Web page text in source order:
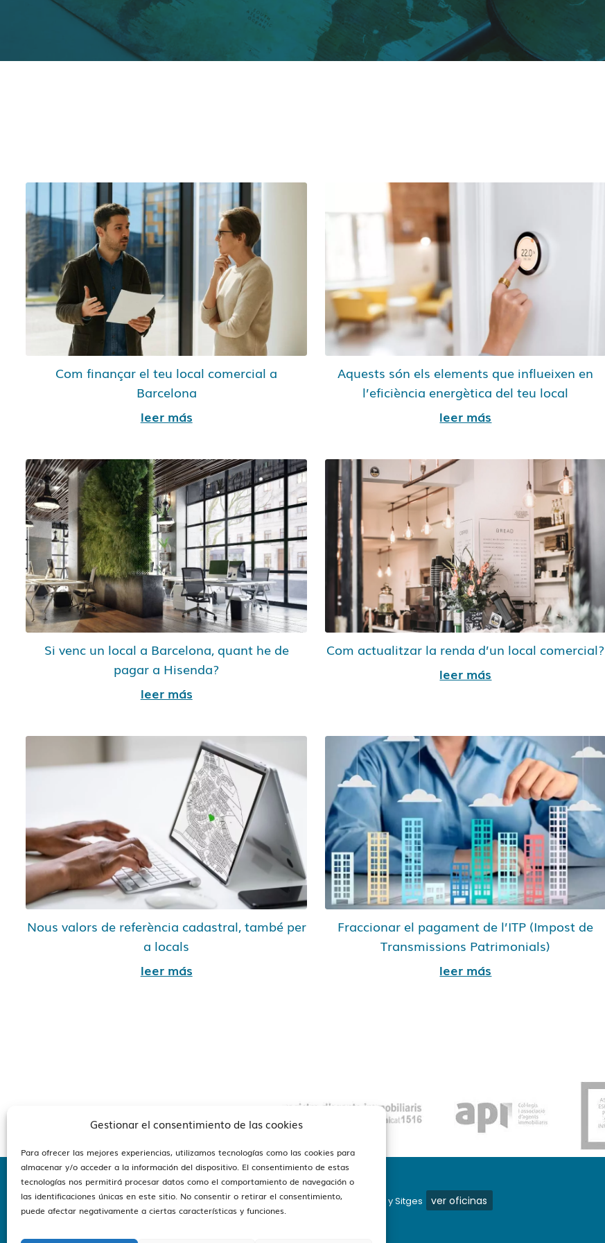
Gestionar el consentimiento de las cookies
Para ofrecer las mejores experiencias, utilizamos tecnologías como las cookies para
almacenar y/o acceder a la información del dispositivo. El consentimiento de estas
tecnologías nos permitirá procesar datos como el comportamiento de navegación o
las identificaciones únicas en este sitio. No consentir o retirar el consentimiento,
puede afectar negativamente a ciertas características y funciones.
Com finançar el teu local comercial a
Barcelona
leer más
Aquests són els elements que influeixen en
l’eficiència energètica del teu local
leer más
Si venc un local a Barcelona, quant he de
pagar a Hisenda?
leer más
Com actualitzar la renda d’un local comercial?
leer más
Nous valors de referència cadastral, també per
a locals
leer más
Fraccionar el pagament de l’ITP (Impost de
Transmissions Patrimonials)
leer más
Estamos en Barcelona y Sitges ver oficinas